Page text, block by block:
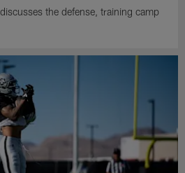
the defense, training camp